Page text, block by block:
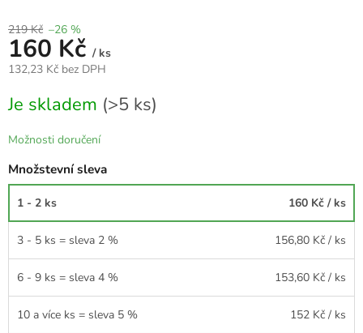
219 Kč –26 %
160 Kč / ks
132,23 Kč bez DPH
cena:
Je skladem (>5 ks)
Možnosti doručení
Množstevní sleva
1 - 2 ks 160 Kč / ks
3 - 5 ks = sleva 2 % 156,80 Kč / ks
6 - 9 ks = sleva 4 % 153,60 Kč / ks
10 a více ks = sleva 5 % 152 Kč / ks